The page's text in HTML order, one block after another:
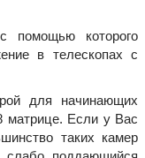
помощью которого
в телескопах с
для начинающих
матрице. Если у Вас
таких камер